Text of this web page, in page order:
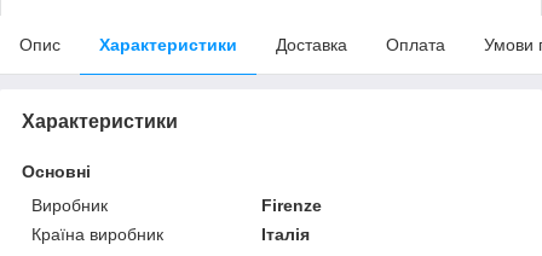
Опис Характеристики Доставка Оплата Умови
Характеристики
Основні
Виробник
Firenze
Країна виробник
Італія